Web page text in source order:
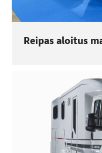
Reipas aloitus